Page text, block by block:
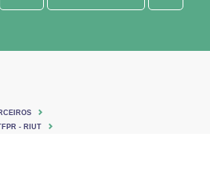
- RIUT